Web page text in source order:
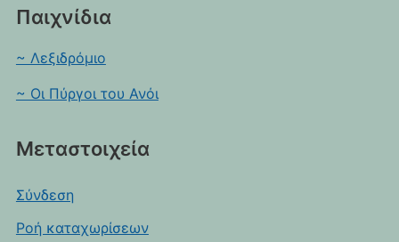
Παιχνίδια
~ Λεξιδρόμιο
~ Οι Πύργοι του Ανόι
Μεταστοιχεία
Σύνδεση
Ροή καταχωρίσεων